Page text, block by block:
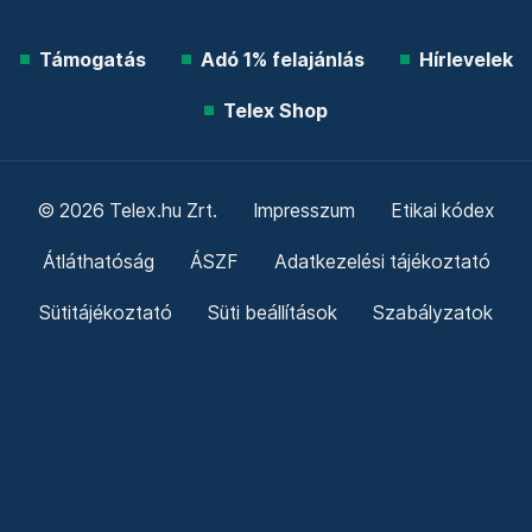
Támogatás Adó 1% felajánlás Hírlevelek
Telex Shop
© 2026 Telex.hu Zrt. Impresszum Etikai kódex
Átláthatóság ÁSZF Adatkezelési tájékoztató
Sütitájékoztató Süti beállítások Szabályzatok